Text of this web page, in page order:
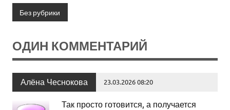
Без рубрики
ОДИН КОММЕНТАРИЙ
Алёна Чеснокова 23.03.2026 08:20
Так просто готовится, а получается